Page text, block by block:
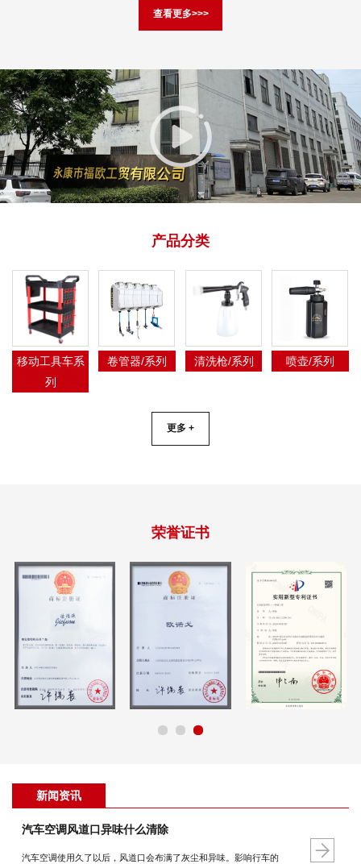
查看更多>>>
产品分类
移动工具车系
列
卷管器/系列 清洗枪/系列 喷壶/系列
更多 +
荣誉证书
新闻资讯
汽车空调风道口异味什么清除
汽车空调使用久了以后，风道口会布满了灰尘和异味。影响行车的